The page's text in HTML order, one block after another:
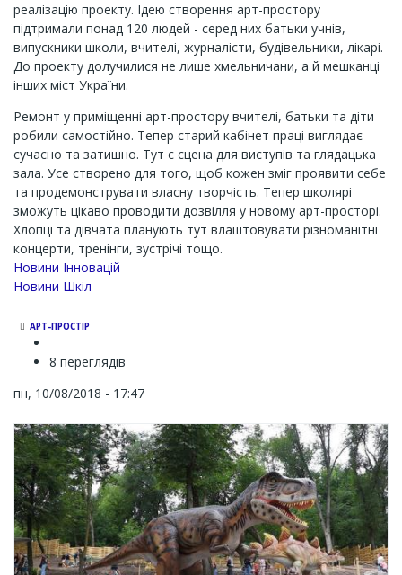
реалізацію проекту. Ідею створення арт-простору
підтримали понад 120 людей - серед них батьки учнів,
випускники школи, вчителі, журналісти, будівельники, лікарі.
До проекту долучилися не лише хмельничани, а й мешканці
інших міст України.
Ремонт у приміщенні арт-простору вчителі, батьки та діти
робили самостійно. Тепер старий кабінет праці виглядає
сучасно та затишно. Тут є сцена для виступів та глядацька
зала. Усе створено для того, щоб кожен зміг проявити себе
та продемонструвати власну творчість. Тепер школярі
зможуть цікаво проводити дозвілля у новому арт-просторі.
Хлопці та дівчата планують тут влаштовувати різноманітні
концерти, тренінги, зустрічі тощо.
Новини Інновацій
Новини Шкіл
АРТ-ПРОСТІР
8 переглядів
пн, 10/08/2018 - 17:47